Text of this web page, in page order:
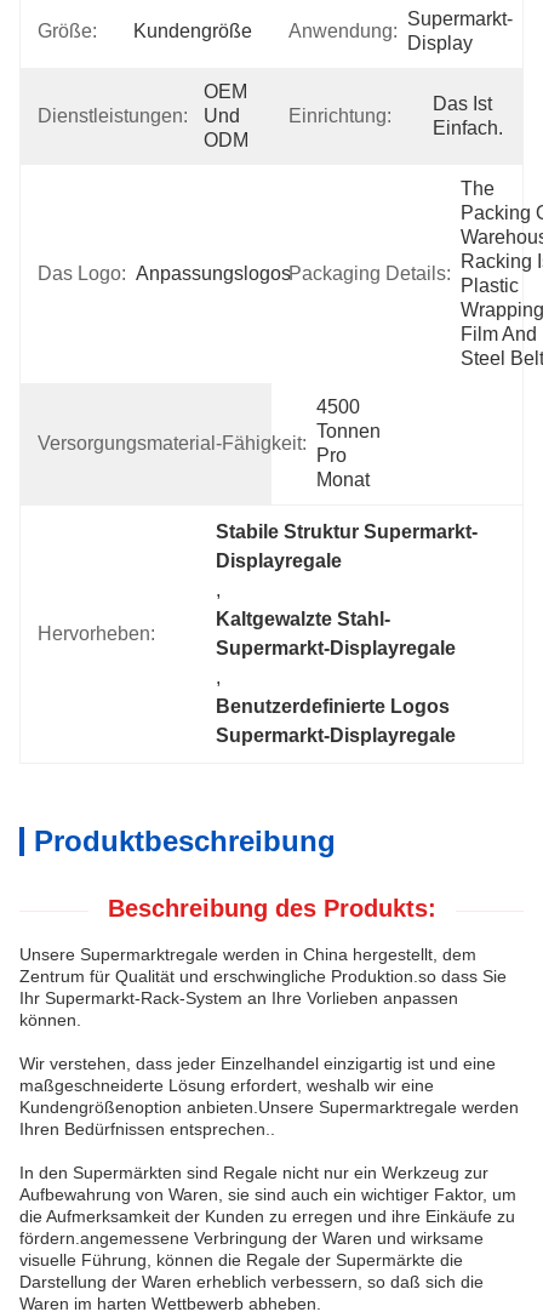
Größe: Kundengröße Anwendung:
Supermarkt-
Display
Dienstleistungen:
OEM
Und
ODM
Einrichtung:
Das Ist
Einfach.
Das Logo: AnpassungslogosPackaging Details:
The
Packing
Racking
Plastic
Wrapping
Film And
Steel
Versorgungsmaterial-Fähigkeit:
4500
Tonnen
Pro
Monat
Hervorheben:
Stabile Struktur Supermarkt-
Displayregale
,
Kaltgewalzte Stahl-
Supermarkt-Displayregale
,
Benutzerdefinierte Logos
Supermarkt-Displayregale
Produktbeschreibung
Beschreibung des Produkts:
Unsere Supermarktregale werden in China hergestellt, dem
Zentrum für Qualität und erschwingliche Produktion.so dass Sie
Ihr Supermarkt-Rack-System an Ihre Vorlieben anpassen
können.
Wir verstehen, dass jeder Einzelhandel einzigartig ist und eine
maßgeschneiderte Lösung erfordert, weshalb wir eine
Kundengrößenoption anbieten.Unsere Supermarktregale werden
Ihren Bedürfnissen entsprechen..
In den Supermärkten sind Regale nicht nur ein Werkzeug zur
Aufbewahrung von Waren, sie sind auch ein wichtiger Faktor, um
die Aufmerksamkeit der Kunden zu erregen und ihre Einkäufe zu
fördern.angemessene Verbringung der Waren und wirksame
visuelle Führung, können die Regale der Supermärkte die
Darstellung der Waren erheblich verbessern, so daß sich die
Waren im harten Wettbewerb abheben.